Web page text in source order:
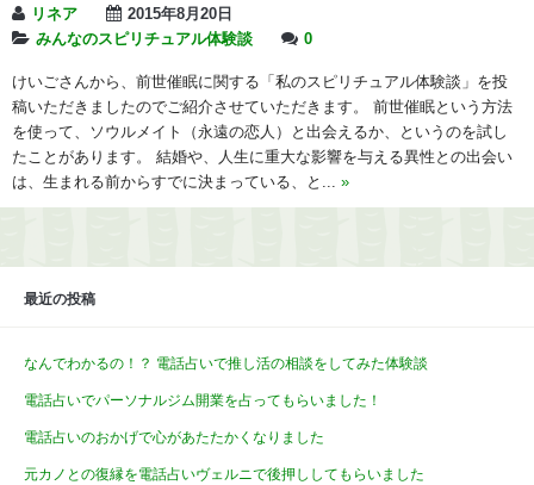
リネア
2015年8月20日
みんなのスピリチュアル体験談
0
けいごさんから、前世催眠に関する「私のスピリチュアル体験談」を投
稿いただきましたのでご紹介させていただきます。 前世催眠という方法
を使って、ソウルメイト（永遠の恋人）と出会えるか、というのを試し
たことがあります。 結婚や、人生に重大な影響を与える異性との出会い
は、生まれる前からすでに決まっている、と... »
最近の投稿
なんでわかるの！？ 電話占いで推し活の相談をしてみた体験談
電話占いでパーソナルジム開業を占ってもらいました！
電話占いのおかげで心があたたかくなりました
元カノとの復縁を電話占いヴェルニで後押ししてもらいました